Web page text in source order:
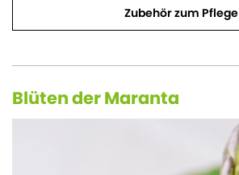
Zubehör zum Pflege
Blüten der Maranta